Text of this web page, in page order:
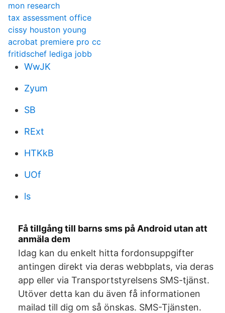
mon research
tax assessment office
cissy houston young
acrobat premiere pro cc
fritidschef lediga jobb
WwJK
Zyum
SB
RExt
HTKkB
UOf
ls
Få tillgång till barns sms på Android utan att
anmäla dem
Idag kan du enkelt hitta fordonsuppgifter
antingen direkt via deras webbplats, via deras
app eller via Transportstyrelsens SMS-tjänst.
Utöver detta kan du även få informationen
mailad till dig om så önskas. SMS-Tjänsten.